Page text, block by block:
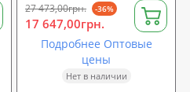
27 473,00грн. -36%
17 647,00грн.
Подробнее Оптовые
цены
Нет в наличии